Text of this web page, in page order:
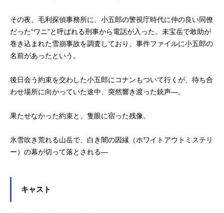
その夜、毛利探偵事務所に、小五郎の警視庁時代に仲の良い同僚
だった“ワニ”と呼ばれる刑事から電話が入った。未宝岳で敢助が
巻き込まれた雪崩事故を調査しており、事件ファイルに小五郎の
名前があったという。
後日会う約束を交わした小五郎にコナンもついて行くが、待ち合
わせ場所に向かっていた途中、突然響き渡った銃声—。
果たせなかった約束と、隻眼に宿った残像。
氷雪吹き荒れる山岳で、白き闇の因縁（ホワイトアウトミステリ
ー）の幕が切って落とされる―
キャスト